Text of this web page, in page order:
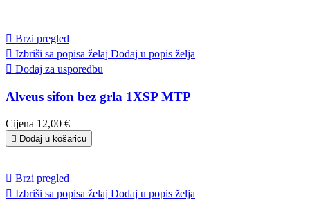
 Brzi pregled
 Izbriši sa popisa želaj Dodaj u popis želja
 Dodaj za usporedbu
Alveus sifon bez grla 1XSP MTP
Cijena 12,00 €
 Dodaj u košaricu
 Brzi pregled
 Izbriši sa popisa želaj Dodaj u popis želja